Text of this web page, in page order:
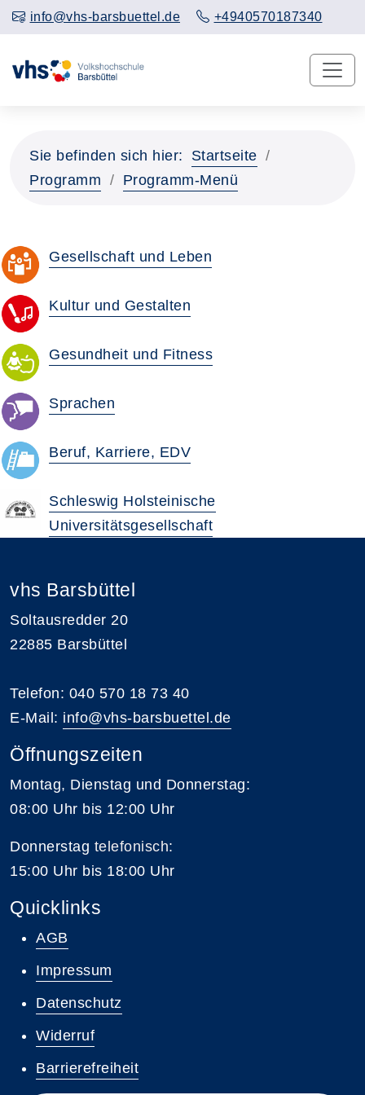
info@vhs-barsbuettel.de +4940570187340
Sie befinden sich hier:
Startseite
Programm
Programm-Menü
Gesellschaft und Leben
Kultur und Gestalten
Gesundheit und Fitness
Sprachen
Beruf, Karriere, EDV
Schleswig Holsteinische
Universitätsgesellschaft
vhs Barsbüttel
Soltausredder 20
22885 Barsbüttel
Telefon: 040 570 18 73 40
E-Mail: info@vhs-barsbuettel.de
Öffnungszeiten
Montag, Dienstag und Donnerstag:
08:00 Uhr bis 12:00 Uhr
Donnerstag telefonisch:
15:00 Uhr bis 18:00 Uhr
Quicklinks
AGB
Impressum
Datenschutz
Widerruf
Barrierefreiheit